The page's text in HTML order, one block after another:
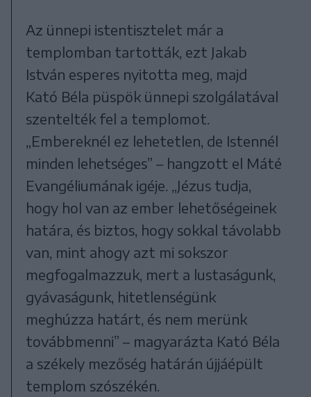
Az ünnepi istentisztelet már a
templomban tartották, ezt Jakab
István esperes nyitotta meg, majd
Kató Béla püspök ünnepi szolgálatával
szentelték fel a templomot.
„Embereknél ez lehetetlen, de Istennél
minden lehetséges” – hangzott el Máté
Evangéliumának igéje. „Jézus tudja,
hogy hol van az ember lehetőségeinek
határa, és biztos, hogy sokkal távolabb
van, mint ahogy azt mi sokszor
megfogalmazzuk, mert a lustaságunk,
gyávaságunk, hitetlenségünk
meghúzza határt, és nem merünk
továbbmenni” – magyarázta Kató Béla
a székely mezőség határán újjáépült
templom szószékén.